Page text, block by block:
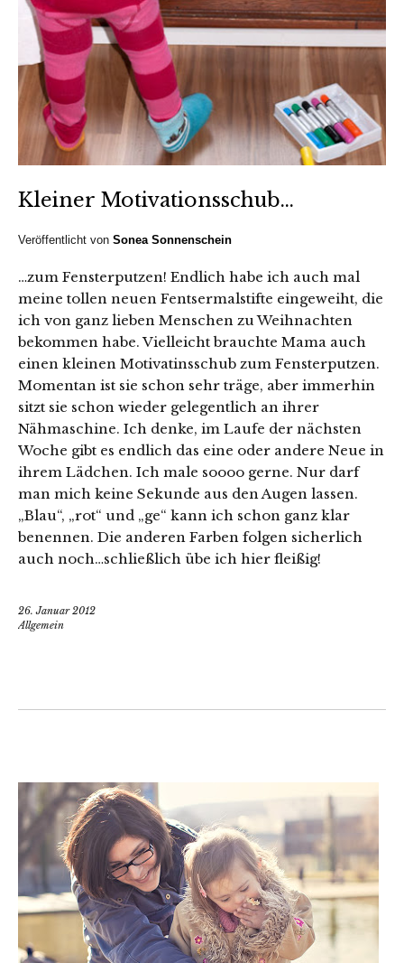
Kleiner Motivationsschub…
Veröffentlicht von Sonea Sonnenschein
…zum Fensterputzen! Endlich habe ich auch mal
meine tollen neuen Fentsermalstifte eingeweiht, die
ich von ganz lieben Menschen zu Weihnachten
bekommen habe. Vielleicht brauchte Mama auch
einen kleinen Motivatinsschub zum Fensterputzen.
Momentan ist sie schon sehr träge, aber immerhin
sitzt sie schon wieder gelegentlich an ihrer
Nähmaschine. Ich denke, im Laufe der nächsten
Woche gibt es endlich das eine oder andere Neue in
ihrem Lädchen. Ich male soooo gerne. Nur darf
man mich keine Sekunde aus den Augen lassen.
„Blau“, „rot“ und „ge“ kann ich schon ganz klar
benennen. Die anderen Farben folgen sicherlich
auch noch…schließlich übe ich hier fleißig!
26. Januar 2012
Allgemein